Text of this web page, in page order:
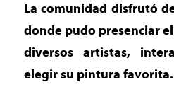
La comunidad disfrutó
donde pudo presenciar
diversos artistas,
elegir su pintura favorita.